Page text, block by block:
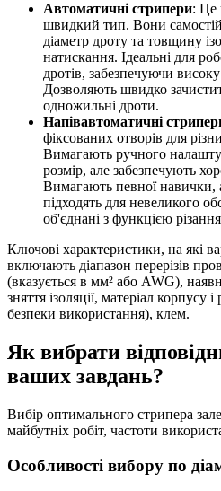
Автоматичні стрипери: Це
швидкий тип. Вони
діаметр дроту та товщину
натискання. Ідеальні для
дротів, забезпечуючи
Дозволяють швидко
одножильні дроти.
Напівавтоматичні
фіксованих отворів для
Вимагають ручного
розмір, але забезпечують
Вимагають певної навички,
підходять для невеликого
об'єднані з функцією
Ключові характеристики, на які
включають діапазон перерізів
(вказується в мм² або AWG),
зняття ізоляції, матеріал корпусу
безпеки використання), клем.
Як вибрати
ваших завдань?
Вибір оптимального стрипера
майбутніх робіт, частоти
Особливості вибору по